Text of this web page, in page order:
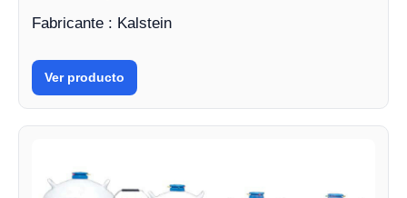
Fabricante : Kalstein
Ver producto